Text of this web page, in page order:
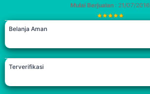
Mulai Berjualan : 21/07/2016
Belanja Aman
Terverifikasi